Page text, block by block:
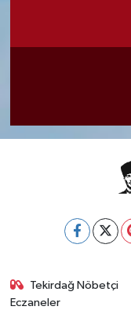
Tekirdağ Nöbetçi
Eczaneler